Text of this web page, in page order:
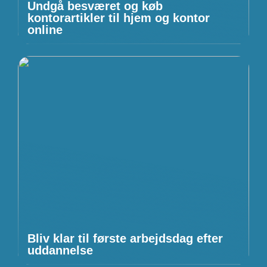
Undgå besværet og køb
kontorartikler til hjem og kontor
online
Bliv klar til første arbejdsdag efter
uddannelse